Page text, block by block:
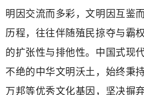
明因交流而多彩，文明因互鉴
历程，往往伴随殖民掠夺与霸
的扩张性与排他性。中国式现
不绝的中华文明沃土，始终秉
万邦等优秀文化基因，坚决摒